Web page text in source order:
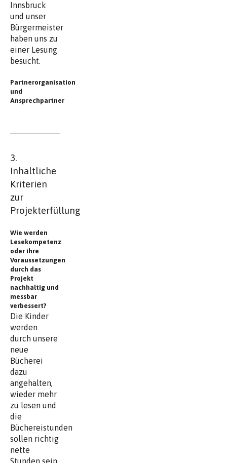
Innsbruck
und unser
Bürgermeister
haben uns zu
einer Lesung
besucht.
Partnerorganisation
und
Ansprechpartner
3.
Inhaltliche
Kriterien
zur
Projekterfüllung
Wie werden
Lesekompetenz
oder ihre
Voraussetzungen
durch das
Projekt
nachhaltig und
messbar
verbessert?
Die Kinder
werden
durch unsere
neue
Bücherei
dazu
angehalten,
wieder mehr
zu lesen und
die
Büchereistunden
sollen richtig
nette